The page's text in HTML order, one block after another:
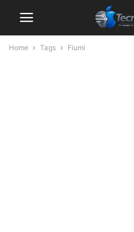
Home Tags Fiumi